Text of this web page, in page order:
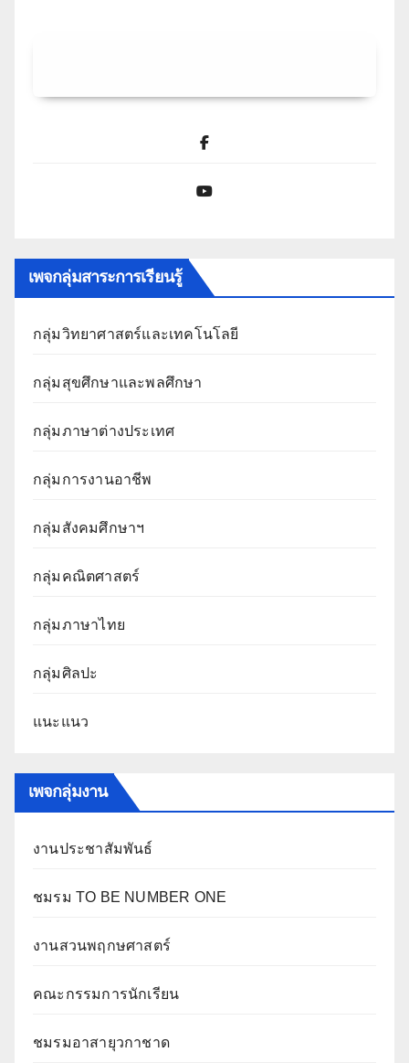
Facebook
YouTube
เพจกลุ่มสาระการเรียนรู้
กลุ่มวิทยาศาสตร์และเทคโนโลยี
กลุ่มสุขศึกษาและพลศึกษา
กลุ่มภาษาต่างประเทศ
กลุ่มการงานอาชีพ
กลุ่มสังคมศึกษาฯ
กลุ่มคณิตศาสตร์
กลุ่มภาษาไทย
กลุ่มศิลปะ
แนะแนว
เพจกลุ่มงาน
งานประชาสัมพันธ์
ชมรม TO BE NUMBER ONE
งานสวนพฤกษศาสตร์
คณะกรรมการนักเรียน
ชมรมอาสายุวกาชาด